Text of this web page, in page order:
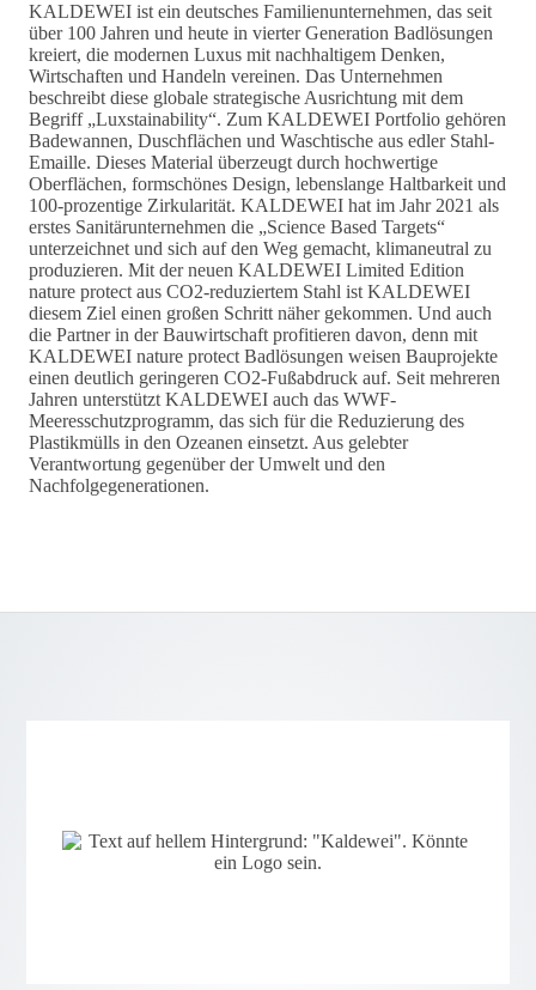
KALDEWEI ist ein deutsches Familienunternehmen, das seit
über 100 Jahren und heute in vierter Generation Badlösungen
kreiert, die modernen Luxus mit nachhaltigem Denken,
Wirtschaften und Handeln vereinen. Das Unternehmen
beschreibt diese globale strategische Ausrichtung mit dem
Begriff „Luxstainability“. Zum KALDEWEI Portfolio gehören
Badewannen, Duschflächen und Waschtische aus edler Stahl-
Emaille. Dieses Material überzeugt durch hochwertige
Oberflächen, formschönes Design, lebenslange Haltbarkeit und
100-prozentige Zirkularität. KALDEWEI hat im Jahr 2021 als
erstes Sanitärunternehmen die „Science Based Targets“
unterzeichnet und sich auf den Weg gemacht, klimaneutral zu
produzieren. Mit der neuen KALDEWEI Limited Edition
nature protect aus CO2-reduziertem Stahl ist KALDEWEI
diesem Ziel einen großen Schritt näher gekommen. Und auch
die Partner in der Bauwirtschaft profitieren davon, denn mit
KALDEWEI nature protect Badlösungen weisen Bauprojekte
einen deutlich geringeren CO2-Fußabdruck auf. Seit mehreren
Jahren unterstützt KALDEWEI auch das WWF-
Meeresschutzprogramm, das sich für die Reduzierung des
Plastikmülls in den Ozeanen einsetzt. Aus gelebter
Verantwortung gegenüber der Umwelt und den
Nachfolgegenerationen.